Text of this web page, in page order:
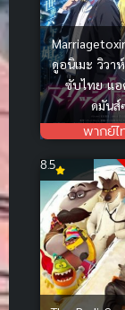
ดูอนิเมะ วิว
ซับไทย แ
ดมันส์
พากย์ไ
8.5